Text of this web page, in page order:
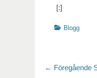
[:]
Kategorier
Blogg
← Föregående